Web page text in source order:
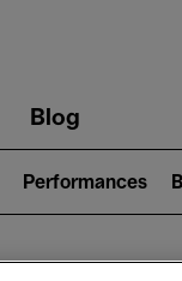
Blog
Performances